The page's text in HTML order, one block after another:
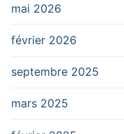
mai 2026
février 2026
septembre 2025
mars 2025